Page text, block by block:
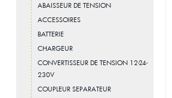
ABAISSEUR DE TENSION
ACCESSOIRES
BATTERIE
CHARGEUR
CONVERTISSEUR DE TENSION 12-24-
230V
COUPLEUR SEPARATEUR